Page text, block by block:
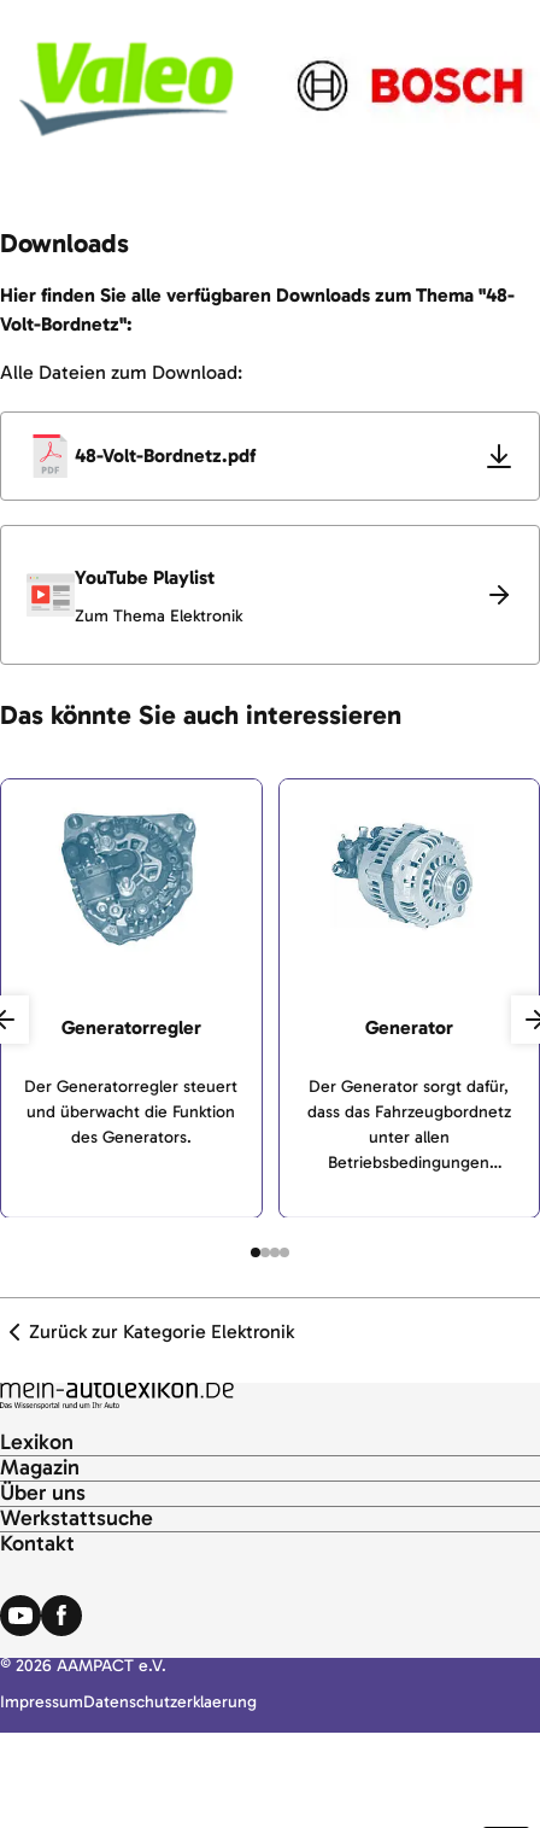
Downloads
Hier finden Sie alle verfügbaren Downloads zum Thema "48-
Volt-Bordnetz":
Alle Dateien zum Download:
48-Volt-Bordnetz.pdf
YouTube Playlist
Zum Thema Elektronik
Das könnte Sie auch interessieren
Generatorregler
Der Generatorregler steuert
und überwacht die Funktion
des Generators.
Generator
Der Generator sorgt dafür,
dass das Fahrzeugbordnetz
unter allen
Betriebsbedingungen
Zurück zur Kategorie Elektronik
Lexikon
Magazin
Über uns
Werkstattsuche
Kontakt
© 2026 AAMPACT e.V.
ImpressumDatenschutzerklaerung